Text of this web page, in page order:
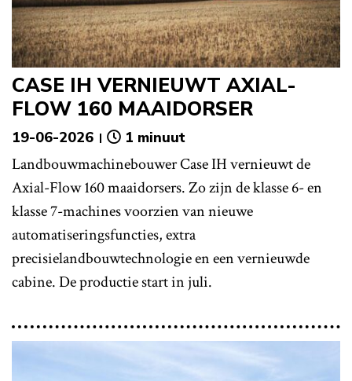
CASE IH VERNIEUWT AXIAL-
FLOW 160 MAAIDORSER
19-06-2026 1 minuut
Landbouwmachinebouwer Case IH vernieuwt de
Axial-Flow 160 maaidorsers. Zo zijn de klasse 6- en
klasse 7-machines voorzien van nieuwe
automatiseringsfuncties, extra
precisielandbouwtechnologie en een vernieuwde
cabine. De productie start in juli.